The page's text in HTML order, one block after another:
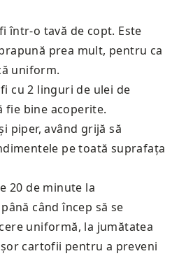
într-o tavă de copt. Este
prea mult, pentru ca
uniform.
cu 2 linguri de ulei de
fie bine acoperite.
piper, având grijă să
pe toată suprafața
20 de minute la
când încep să se
uniformă, la jumătatea
cartofii pentru a preveni